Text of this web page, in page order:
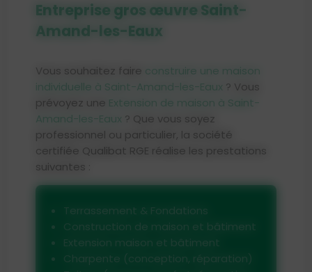
Entreprise gros œuvre Saint-
Amand-les-Eaux
Vous souhaitez faire construire une maison
individuelle à Saint-Amand-les-Eaux ? Vous
prévoyez une Extension de maison à Saint-
Amand-les-Eaux ? Que vous soyez
professionnel ou particulier, la société
certifiée Qualibat RGE réalise les prestations
suivantes :
Terrassement & Fondations
Construction de maison et bâtiment
Extension maison et bâtiment
Charpente (conception, réparation)